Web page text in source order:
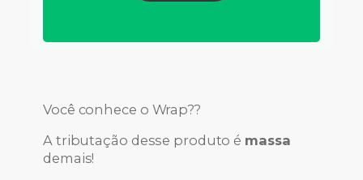
Você conhece o Wrap??
A tributação desse produto é massa
demais!